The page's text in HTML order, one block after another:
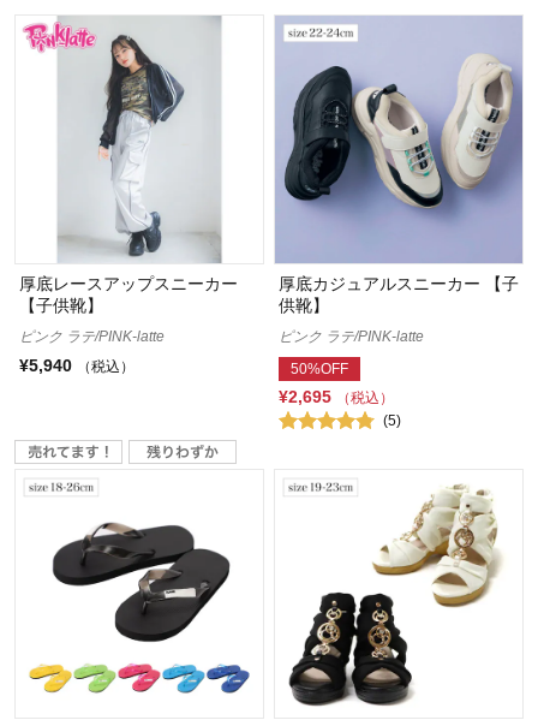
厚底レースアップスニーカー
【子供靴】
ピンク ラテ/PINK-latte
¥5,940 （税込）
厚底カジュアルスニーカー 【子
供靴】
ピンク ラテ/PINK-latte
50%OFF
¥2,695
（税込）
(5)